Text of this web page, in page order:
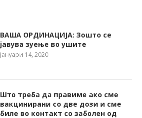
ВАША ОРДИНАЦИЈА: Зошто се
јавува зуење во ушите
јануари 14, 2020
Што треба да правиме ако сме
вакцинирани со две дози и сме
биле во контакт со заболен од